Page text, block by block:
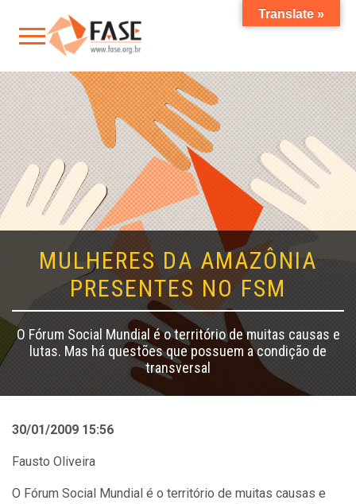
MULHERES DA AMAZÔNIA
PRESENTES NO FSM
O Fórum Social Mundial é o território de muitas causas e
lutas. Mas há questões que possuem a condição de
transversal
30/01/2009 15:56
Fausto Oliveira
O Fórum Social Mundial é o território de muitas causas e
Translate »